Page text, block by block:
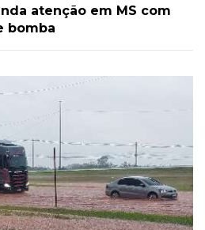
atenção em MS com
bomba